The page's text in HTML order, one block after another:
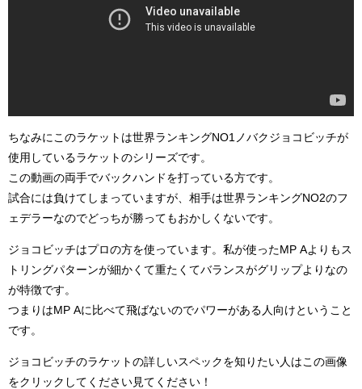
ちなみにこのラケットは世界ランキングNO1ノバクジョコビッチが
使用しているラケットのシリーズです。
この動画の両手でバックハンドを打っている方です。
試合には負けてしまっていますが、相手は世界ランキングNO2のフ
ェデラーなのでどっちが勝ってもおかしくないです。
ジョコビッチはプロの方を使っています。私が使ったMP Aよりもス
トリングパターンが細かくて重たくてバランスがグリップよりなの
が特徴です。
つまりはMP Aに比べて飛ばないのでパワーがある人向けということ
です。
ジョコビッチのラケットの詳しいスペックを知りたい人はこの画像
をクリックしてください見てください！